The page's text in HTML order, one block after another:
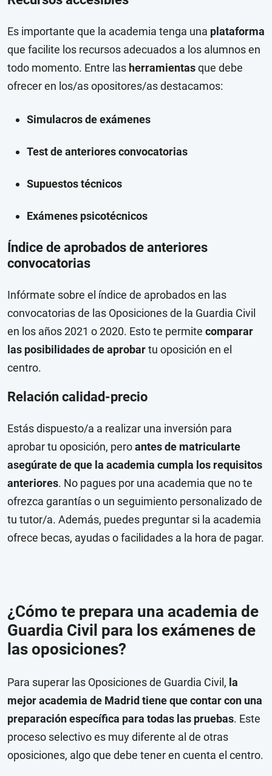
Es importante que la academia tenga una plataforma
que facilite los recursos adecuados a los alumnos en
todo momento. Entre las herramientasque debe
ofrecer en los/as opositores/as destacamos:
Simulacros de exámenes
Test de anteriores convocatorias
Supuestos técnicos
Exámenes psicotécnicos
Índice de aprobados de anteriores
convocatorias
Infórmate sobre el índice de aprobados en las
convocatorias de las Oposiciones de la Guardia Civil
en los años 2021 o 2020. Esto te permite comparar
las posibilidades de aprobartu oposición en el
centro.
Relación calidad-precio
Estás dispuesto/a a realizar una inversión para
aprobar tu oposición, peroantes de matricularte
asegúrate de que la academia cumpla los requisitos
anteriores. No pagues por una academia que no te
ofrezca garantías o un seguimiento personalizado de
tu tutor/a. Además, puedes preguntar si la academia
ofrece becas, ayudas o facilidades a la hora de pagar.
¿Cómo te prepara una academia de
Guardia Civil para los exámenes de
las oposiciones?
Para superar las Oposiciones de Guardia Civil, la
mejor academia de Madrid tiene que contar con una
preparación específica para todas las pruebas. Este
proceso selectivo es muy diferente al de otras
oposiciones, algo que debe tener en cuenta el centro.